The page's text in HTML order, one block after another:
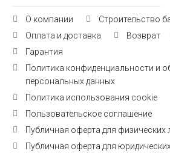
О компании
Строительство
Оплата и доставка
Возврат
Гарантия
Политика конфиденциальности и
персональных данных
Политика использования cookie
Пользовательское соглашение
Публичная оферта для физических
Публичная оферта для